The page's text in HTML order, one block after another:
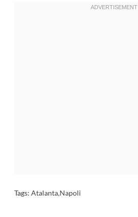
Tags: Atalanta,Napoli